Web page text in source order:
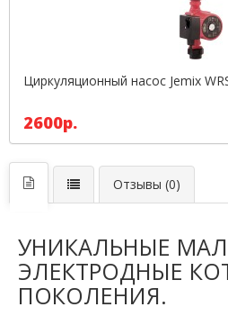
Циркуляционный насос Jemix
2600р.
Отзывы (0)
УНИКАЛЬНЫЕ
ЭЛЕКТРОДНЫЕ
ПОКОЛЕНИЯ.